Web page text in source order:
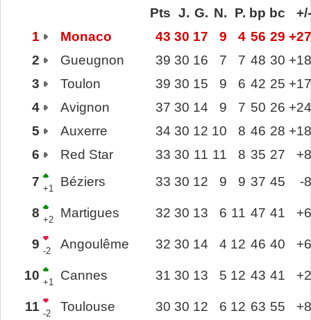
Pts J. G. N. P. bp bc
+/-
1
Monaco 43 30 17 9 4 56 29 +27
2
Gueugnon 39 30 16 7 7 48 30 +18
3
Toulon 39 30 15 9 6 42 25 +17
4
Avignon 37 30 14 9 7 50 26 +24
5
Auxerre 34 30 12 10 8 46 28 +18
6
Red Star 33 30 11 11 8 35 27
+8
7 +1 Béziers 33 30 12 9 9 37 45 -8
8 +2 Martigues 32 30 13 6 11 47 41 +6
9 -2 Angoulême 32 30 14 4 12 46 40 +6
10 +1 Cannes 31 30 13 5 12 43 41 +2
11 -2 Toulouse 30 30 12 6 12 63 55
+8